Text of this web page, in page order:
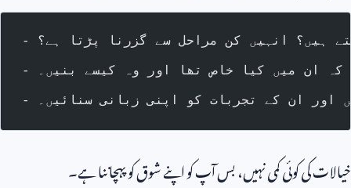
ہیں؟ انہیں کن مراحل سے گزرنا پڑتا ہے؟
کہ ان میں کیا خاص تھا اور وہ کیسے بنیں۔
اور ان کے تجربات کو اپنی زبانی سنائیں۔
خیالات کی کوئی کمی نہیں، بس آپ کو اپنے شوق کو پہچاننا ہے۔